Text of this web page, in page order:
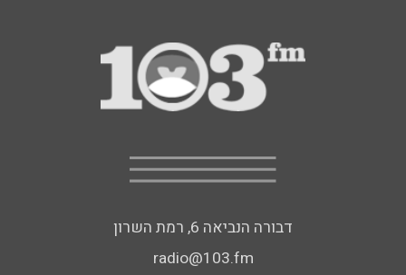
דבורה הנביאה 6, רמת השרון
radio@103.fm